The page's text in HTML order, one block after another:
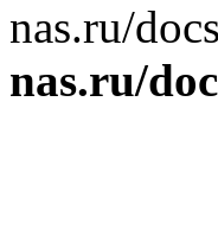
nas.ru/
nas.ru/